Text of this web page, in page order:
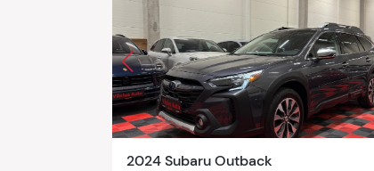
2024 Subaru Outback